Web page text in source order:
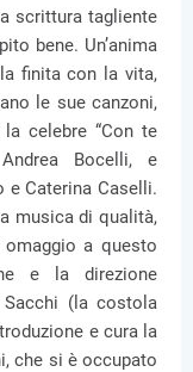
scrittura tagliente
bene. Un’anima
finita con la vita,
le sue canzoni,
celebre “Con te
Bocelli, e
Caterina Caselli.
musica di qualità,
a questo
e la direzione
(la costola
e cura la
che si è occupato